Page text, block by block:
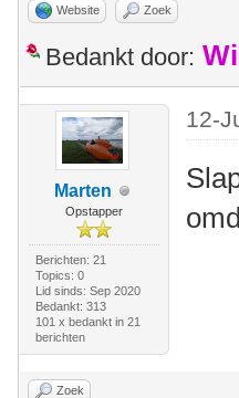
Website Zoek
Bedankt door:
Marten
Opstapper
Berichten: 21
Topics: 0
Lid sinds: Sep 2020
Bedankt: 313
101 x bedankt in 21
berichten
12-
Zoek